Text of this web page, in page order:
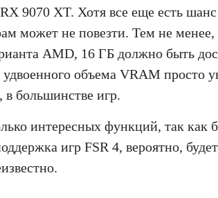
9070 XT. Хотя все еще есть
может не повезти. Тем не
AMD, 16 ГБ должно быть
объема VRAM просто
большинстве игр.
интересных функций, так как
игр FSR 4, вероятно,